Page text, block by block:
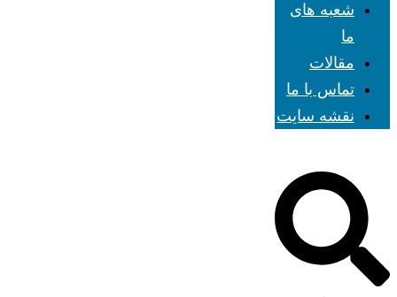
شعبه های
ما
مقالات
تماس با ما
نقشه سایت